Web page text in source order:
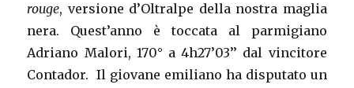
rouge, versione d’Oltralpe della nostra maglia
nera. Quest’anno è toccata al parmigiano
Adriano Malori, 170° a 4h27’03’’ dal vincitore
Contador. Il giovane emiliano ha disputato un